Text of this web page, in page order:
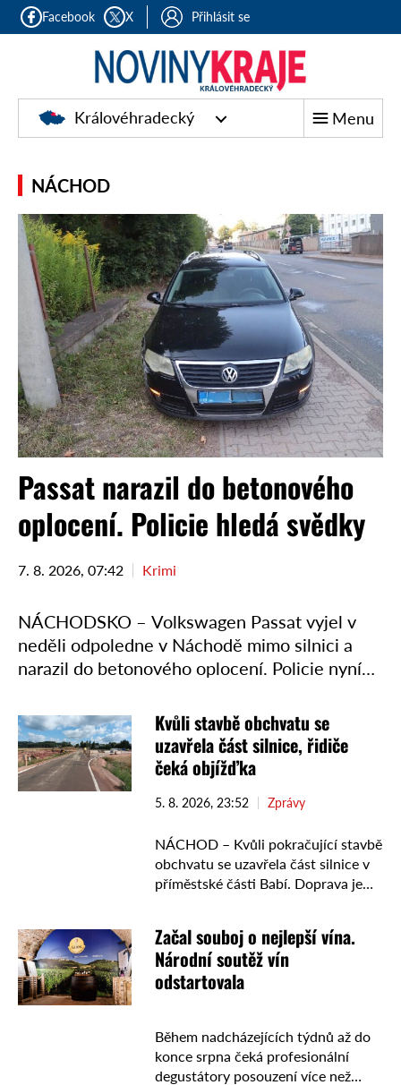
Facebook X Přihlásit se
Královéhradecký Menu
NÁCHOD
Passat narazil do betonového
oplocení. Policie hledá svědky
7. 8. 2026, 07:42 Krimi
NÁCHODSKO – Volkswagen Passat vyjel v
neděli odpoledne v Náchodě mimo silnici a
narazil do betonového oplocení. Policie nyní
palubní kamery mohly událost …
Kvůli stavbě obchvatu se
uzavřela část silnice, řidiče
čeká objížďka
5. 8. 2026, 23:52 Zprávy
NÁCHOD – Kvůli pokračující stavbě
obchvatu se uzavřela část silnice v
příměstské části Babí. Doprava je
výstavbou obchvatu Náchoda se od
této …
Začal souboj o nejlepší vína.
Národní soutěž vín
odstartovala
Během nadcházejících týdnů až do
konce srpna čeká profesionální
degustátory posouzení více než